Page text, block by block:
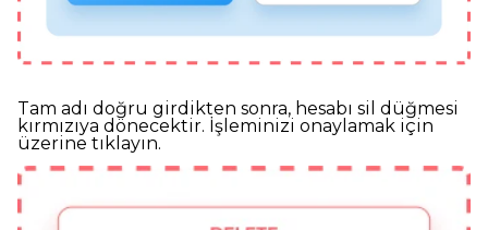
Tam adı doğru girdikten sonra, hesabı sil düğmesi
kırmızıya dönecektir. İşleminizi onaylamak için
üzerine tıklayın.